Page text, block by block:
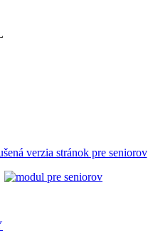
verzia stránok pre seniorov